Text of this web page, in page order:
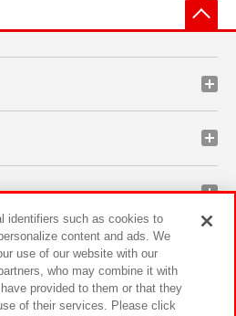
identifiers such as cookies to
content and ads. We
use of our website with our
who may combine it with
provided to them or that they
of their services. Please click